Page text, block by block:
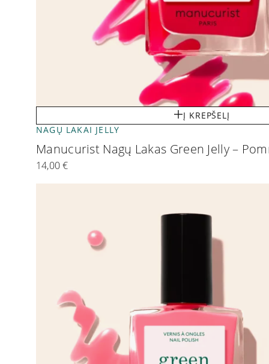
Į KREPŠELĮ
NAGŲ LAKAI JELLY
Manucurist Nagų Lakas Green Jelly –
14,00€